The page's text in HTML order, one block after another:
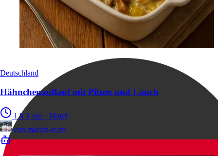
Deutschland
Hähnchenauflauf mit Pilzen und Lauch
1 h 5 min · Mittel
von malsati-team